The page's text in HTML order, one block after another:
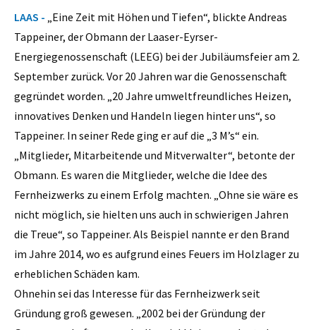
LAAS - „Eine Zeit mit Höhen und Tiefen“, blickte Andreas
Tappeiner, der Obmann der Laaser-Eyrser-
Energiegenossenschaft (LEEG) bei der Jubiläumsfeier am 2.
September zurück. Vor 20 Jahren war die Genossenschaft
gegründet worden. „20 Jahre umweltfreundliches Heizen,
innovatives Denken und Handeln liegen hinter uns“, so
Tappeiner. In seiner Rede ging er auf die „3 M’s“ ein.
„Mitglieder, Mitarbeitende und Mitverwalter“, betonte der
Obmann. Es waren die Mitglieder, welche die Idee des
Fernheizwerks zu einem Erfolg machten. „Ohne sie wäre es
nicht möglich, sie hielten uns auch in schwierigen Jahren
die Treue“, so Tappeiner. Als Beispiel nannte er den Brand
im Jahre 2014, wo es aufgrund eines Feuers im Holzlager zu
erheblichen Schäden kam.
Ohnehin sei das Interesse für das Fernheizwerk seit
Gründung groß gewesen. „2002 bei der Gründung der